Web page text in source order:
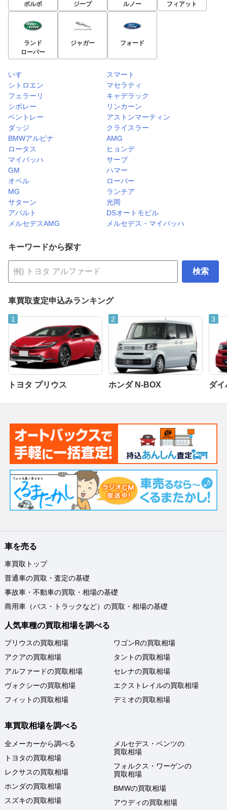
ボルボ ジープ ルノー フィアット
ランド
ローバー
ジャガー フォード
いすゞ
スマート
シトロエン
マセラティ
フェラーリ
キャデラック
シボレー
リンカーン
ベントレー
アストンマーティン
ダッジ
クライスラー
BMWアルピナ
AMG
ロータス
ヒョンデ
マイバッハ
サーブ
GM
ハマー
オペル
ローバー
MG
ランチア
サターン
光岡
アバルト
DSオートモビル
メルセデスAMG
メルセデス・マイバッハ
キーワードから探す
検索
車買取査定申込みランキング
トヨタ プリウス ホンダ N-BOX ダイ
車を売る
車買取トップ
普通車の買取・査定の基礎
事故車・不動車の買取・相場の基礎
商用車（バス・トラックなど）の買取・相場の基礎
人気車種の買取相場を調べる
プリウスの買取相場
アクアの買取相場
アルファードの買取相場
ヴォクシーの買取相場
フィットの買取相場
ワゴンRの買取相場
タントの買取相場
セレナの買取相場
エクストレイルの買取相場
デミオの買取相場
車買取相場を調べる
全メーカーから調べる
トヨタの買取相場
レクサスの買取相場
ホンダの買取相場
スズキの買取相場
メルセデス・ベンツの
買取相場
フォルクス・ワーゲンの
買取相場
BMWの買取相場
アウディの買取相場